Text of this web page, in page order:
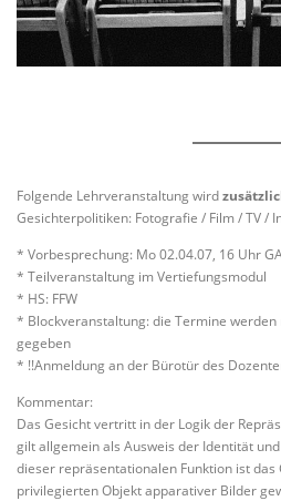
Folgende Lehrveranstaltung wird
Gesichterpolitiken: Fotografie / Film / TV /
* Vorbesprechung: Mo 02.04.07, 16 Uhr
* Teilveranstaltung im Vertiefungsmodul
* HS: FFW
* Blockveranstaltung: die Termine werden
gegeben
* !!Anmeldung an der Bürotür des
Kommentar:
Das Gesicht vertritt in der Logik der
gilt allgemein als Ausweis der Identität
dieser repräsentationalen Funktion ist das
privilegierten Objekt apparativer Bilder